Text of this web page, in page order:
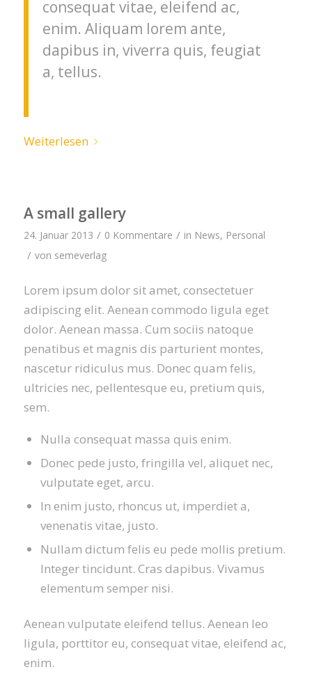
consequat vitae, eleifend ac,
enim. Aliquam lorem ante,
dapibus in, viverra quis, feugiat
a, tellus.
Weiterlesen
A small gallery
24. Januar 2013 / 0 Kommentare / in News, Personal
/ von semeverlag
Lorem ipsum dolor sit amet, consectetuer
adipiscing elit. Aenean commodo ligula eget
dolor. Aenean massa. Cum sociis natoque
penatibus et magnis dis parturient montes,
nascetur ridiculus mus. Donec quam felis,
ultricies nec, pellentesque eu, pretium quis,
sem.
Nulla consequat massa quis enim.
Donec pede justo, fringilla vel, aliquet nec,
vulputate eget, arcu.
In enim justo, rhoncus ut, imperdiet a,
venenatis vitae, justo.
Nullam dictum felis eu pede mollis pretium.
Integer tincidunt. Cras dapibus. Vivamus
elementum semper nisi.
Aenean vulputate eleifend tellus. Aenean leo
ligula, porttitor eu, consequat vitae, eleifend ac,
enim.